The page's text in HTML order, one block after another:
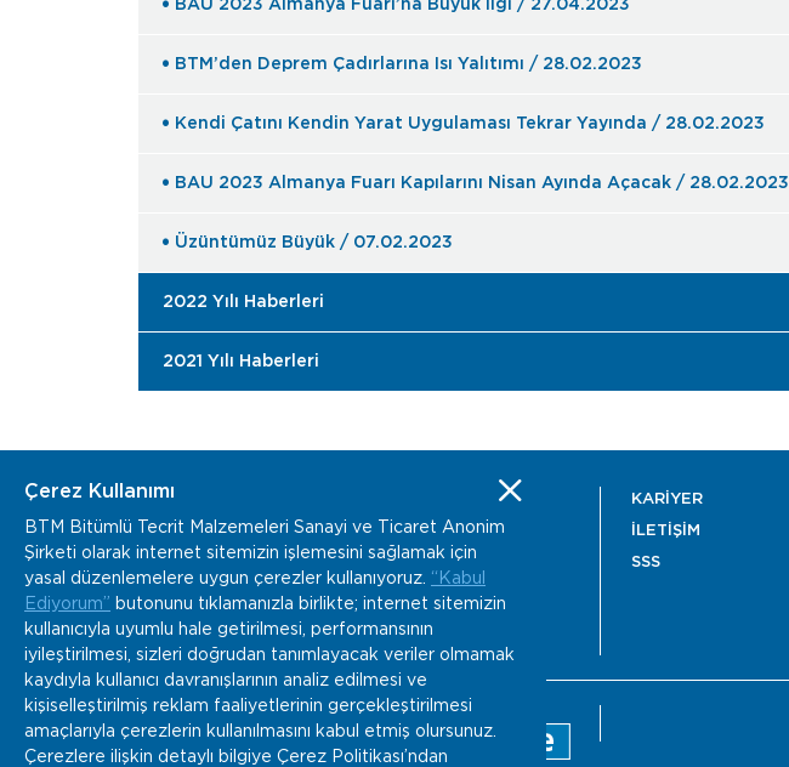
BAU 2023 Almanya Fuarı’na Büyük İlgi / 27.04.2023
BTM’den Deprem Çadırlarına Isı Yalıtımı / 28.02.2023
Kendi Çatını Kendin Yarat Uygulaması Tekrar Yayında / 28.02.2023
BAU 2023 Almanya Fuarı Kapılarını Nisan Ayında Açacak / 28.02.2023
Üzüntümüz Büyük / 07.02.2023
2022 Yılı Haberleri
2021 Yılı Haberleri
www.btm.co
info@btm.co
+90 232 877 04 02
Kemalpaşa Organize Sanayi Bölgesi Gazi Bulvarı
No:152 Kemalpaşa, İzmir / Türkiye
KARİYER
İLETİŞİM
SSS
Çerez Kullanımı
BTM Bitümlü Tecrit Malzemeleri Sanayi ve Ticaret Anonim
Şirketi olarak internet sitemizin işlemesini sağlamak için
yasal düzenlemelere uygun çerezler kullanıyoruz. “Kabul
Ediyorum” butonunu tıklamanızla birlikte; internet sitemizin
kullanıcıyla uyumlu hale getirilmesi, performansının
iyileştirilmesi, sizleri doğrudan tanımlayacak veriler olmamak
kaydıyla kullanıcı davranışlarının analiz edilmesi ve
kişiselleştirilmiş reklam faaliyetlerinin gerçekleştirilmesi
amaçlarıyla çerezlerin kullanılmasını kabul etmiş olursunuz.
Çerezlere ilişkin detaylı bilgiye Çerez Politikası’ndan